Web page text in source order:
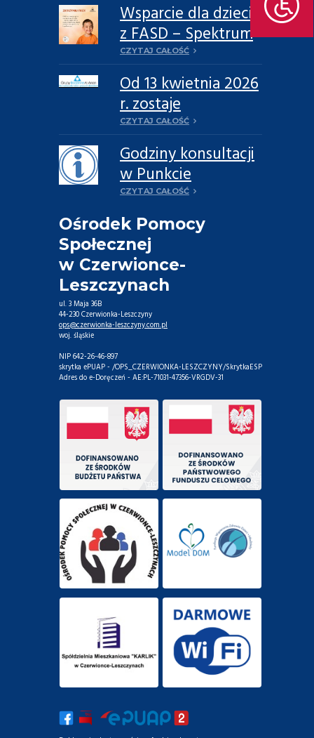
Ośrodek Pomocy
Społecznej
w Czerwionce-
Leszczynach
ul. 3 Maja 36B
44-230 Czerwionka-Leszczyny
ops@czerwionka-leszczyny.com.pl
woj. śląskie
NIP 642-26-46-897
skrytka ePUAP - /OPS_CZERWIONKA-LESZCZYNY/SkrytkaESP
Adres do e-Doręczeń - AE:PL-71031-47356-VRGDV-31
Wsparcie dla dzieci
z FASD – Spektrum
Płodowych
Zaburzeń
Alkoholowych
CZYTAJ CAŁOŚĆ
Od 13 kwietnia 2026
r. zostaje
reaktywowana
Grupa rodzinna Al-
Anon „Godność” w
Leszczynach
CZYTAJ CAŁOŚĆ
Godziny konsultacji
w Punkcie
informacyjno-
konsultacyjnym w
2026 roku
CZYTAJ CAŁOŚĆ